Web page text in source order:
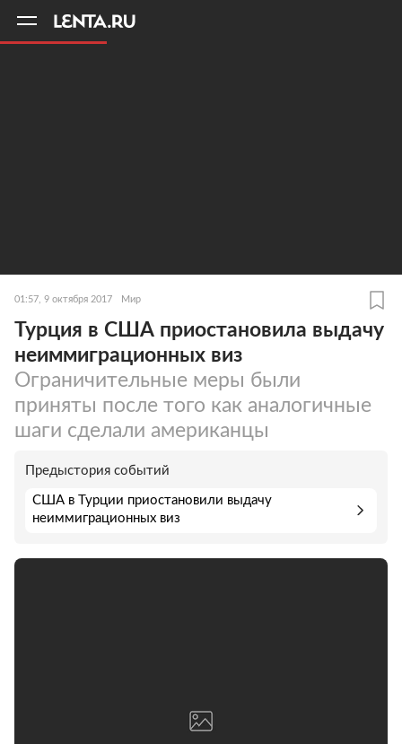
01:57, 9 октября 2017 Мир
Турция в США приостановила выдачу
неиммиграционных виз
Ограничительные меры были
приняты после того как аналогичные
шаги сделали американцы
Предыстория событий
США в Турции приостановили выдачу
неиммиграционных виз